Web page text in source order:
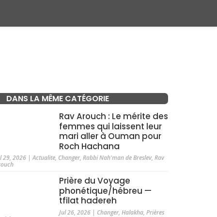
DANS LA MÊME CATÉGORIE
Rav Arouch : Le mérite des
femmes qui laissent leur
mari aller à Ouman pour
Roch Hachana
29, 2026 |Actualite, Changer,Rabbi Nah'man de Breslev,Rav
Prière du Voyage
phonétique/hébreu —
tfilat hadereh
Jul 26, 2026| Changer, Halakha, Prières